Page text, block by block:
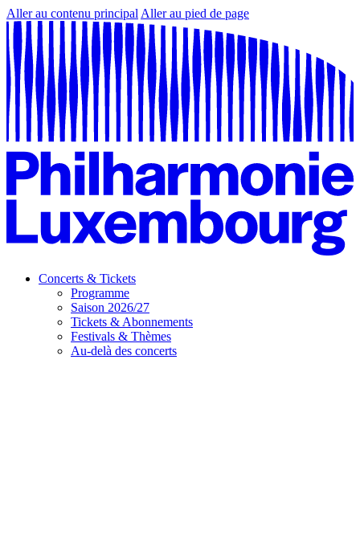
Aller au contenu principal Aller au pied de page
Concerts & Tickets
Programme
Saison 2026/27
Tickets & Abonnements
Festivals & Thèmes
Au-delà des concerts